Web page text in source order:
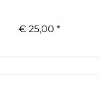
€ 25,00 *